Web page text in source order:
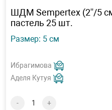
ШДМ Sempertex (2''/5
пастель 25 шт.
Размер: 5 см
Ибрагимова
Аделя Кутуя
- +